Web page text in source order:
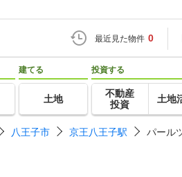
最近見た物件 0
建てる
土地
投資する
不動産
投資
土地
八王子市 京王八王子駅 パール